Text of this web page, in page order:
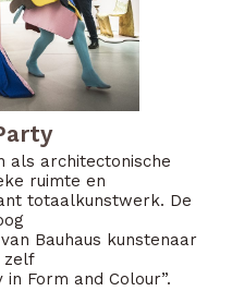
als architectonische
ruimte en
totaalkunstwerk. De
Bauhaus kunstenaar
zelf
Form and Colour”.